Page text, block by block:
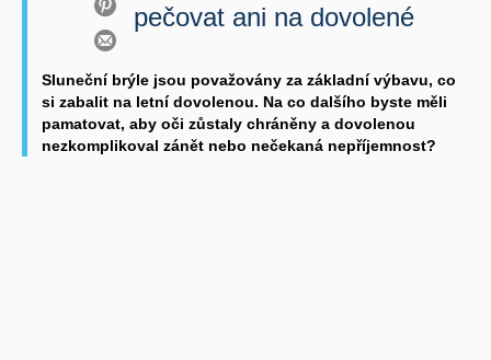
pečovat ani na dovolené
Sluneční brýle jsou považovány za základní výbavu, co
si zabalit na letní dovolenou. Na co dalšího byste měli
pamatovat, aby oči zůstaly chráněny a dovolenou
nezkomplikoval zánět nebo nečekaná nepříjemnost?